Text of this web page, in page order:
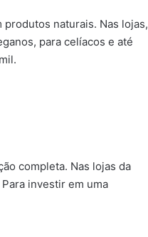
produtos naturais. Nas lojas,
para celíacos e até
completa. Nas lojas da
investir em uma